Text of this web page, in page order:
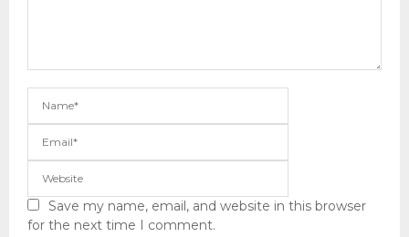
Save my name, email, and website in this browser
for the next time I comment.